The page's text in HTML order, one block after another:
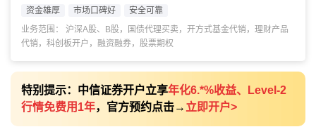
资金雄厚 市场口碑好
安全可靠
业务范围： 沪深A股、B股，国债代理买卖，开方式基金代销，理财产品
代销，科创板开户，融资融券，股票期权
特别提示：中信证券开户立享年化6.*%收益、Level-2
行情免费用1年，官方预约点击→ 立即开户>